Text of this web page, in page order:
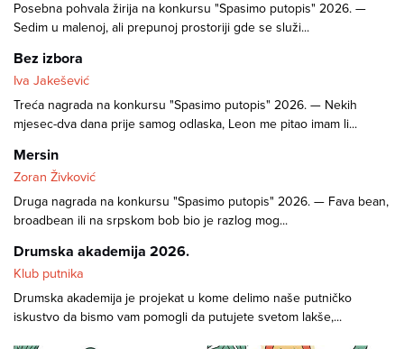
Posebna pohvala žirija na konkursu "Spasimo putopis" 2026. —
Sedim u malenoj, ali prepunoj prostoriji gde se služi...
Bez izbora
Iva Jakešević
Treća nagrada na konkursu "Spasimo putopis" 2026. — Nekih
mjesec-dva dana prije samog odlaska, Leon me pitao imam li...
Mersin
Zoran Živković
Druga nagrada na konkursu "Spasimo putopis" 2026. — Fava bean,
broadbean ili na srpskom bob bio je razlog mog...
Drumska akademija 2026.
Klub putnika
Drumska akademija je projekat u kome delimo naše putničko
iskustvo da bismo vam pomogli da putujete svetom lakše,...